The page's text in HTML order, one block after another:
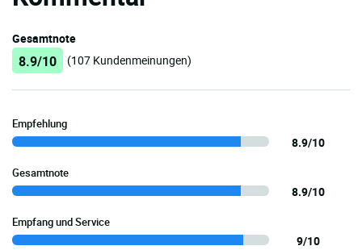
Gesamtnote
8.9/10 (107 Kundenmeinungen)
Empfehlung
8.9/10
Gesamtnote
8.9/10
Empfang und Service
9/10